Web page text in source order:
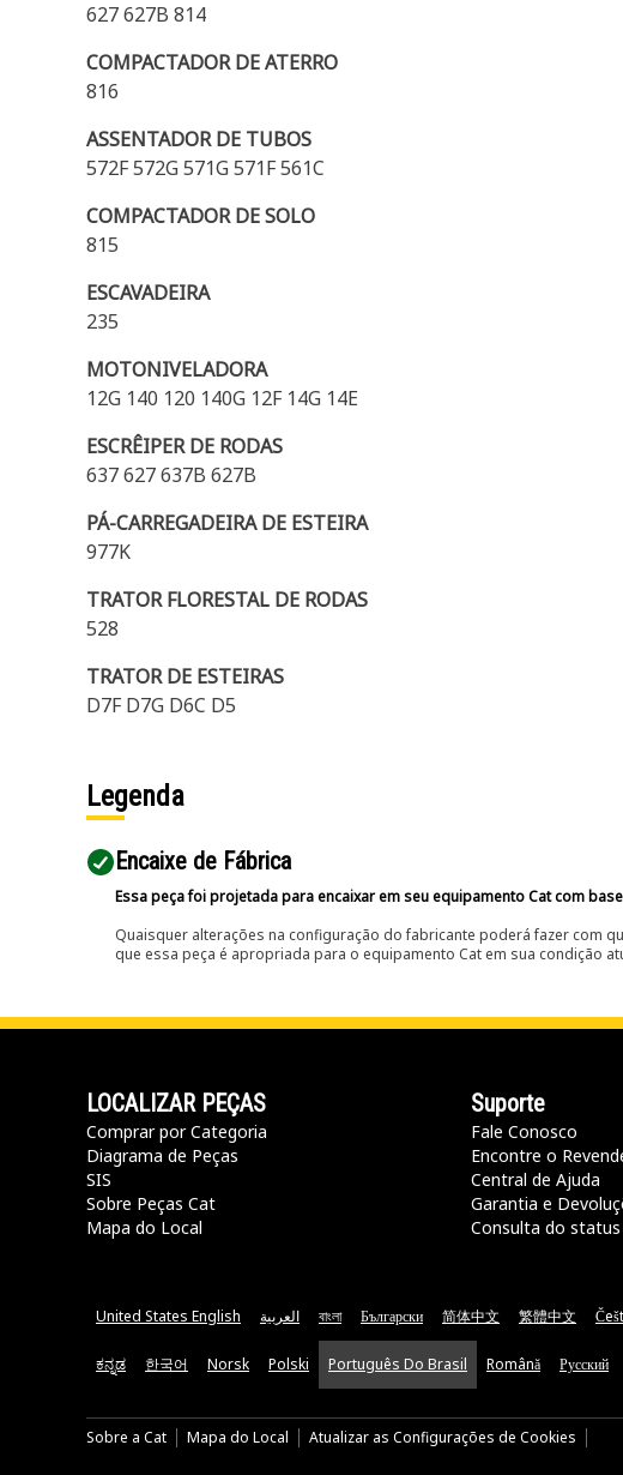
627 627B 814
COMPACTADOR DE ATERRO
816
ASSENTADOR DE TUBOS
572F 572G 571G 571F 561C
COMPACTADOR DE SOLO
815
ESCAVADEIRA
235
MOTONIVELADORA
12G 140 120 140G 12F 14G 14E
ESCRÊIPER DE RODAS
637 627 637B 627B
PÁ-CARREGADEIRA DE ESTEIRA
977K
TRATOR FLORESTAL DE RODAS
528
TRATOR DE ESTEIRAS
D7F D7G D6C D5
Legenda
Encaixe de Fábrica
Essa peça foi projetada para encaixar em seu equipamento Cat com
Quaisquer alterações na configuração do fabricante poderá fazer com
que essa peça é apropriada para o equipamento Cat em sua condição
LOCALIZAR PEÇAS
Comprar por Categoria
Diagrama de Peças
SIS
Sobre Peças Cat
Mapa do Local
Suporte
Fale Conosco
Encontre o
Central de Ajuda
Garantia e
Consulta do
United States English العربية বাংলা Български 简体中文 繁體中文
ಕನ್ನಡ 한국어 Norsk Polski Português Do Brasil Română Русский
Sobre a Cat Mapa do Local Atualizar as Configurações de Cookies